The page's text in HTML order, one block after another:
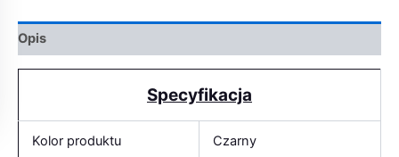
Opis
Specyfikacja
Kolor produktu Czarny